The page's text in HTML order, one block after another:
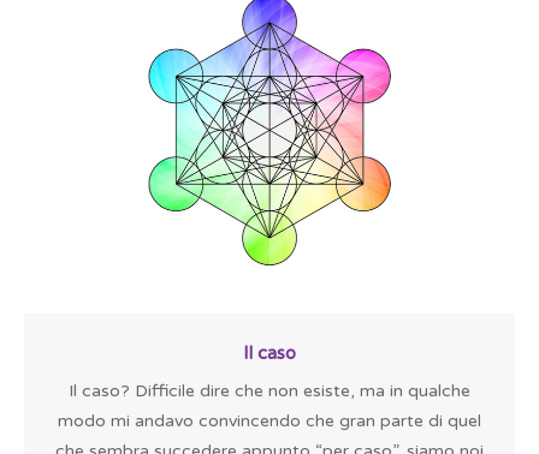
Il caso
Il caso? Difficile dire che non esiste, ma in qualche
modo mi andavo convincendo che gran parte di quel